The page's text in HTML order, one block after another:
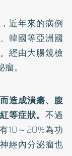
近年來的病例
韓國等亞洲國
經由大腸鏡檢
。
造成潰瘍、腹
等症狀。 不過
10～20%為功
經內分泌瘤也